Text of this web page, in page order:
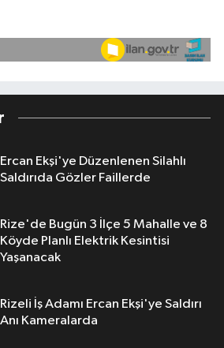
Ercan Ekşi'ye Düzenlenen Silahlı
Saldırıda Gözler Faillerde
Rize'de Bugün 3 İlçe 5 Mahalle ve 8
Köyde Planlı Elektrik Kesintisi
Yaşanacak
Rizeli İş Adamı Ercan Ekşi'ye Saldırı
Anı Kameralarda